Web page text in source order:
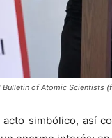
Bulletin of Atomic Scientists
simbólico, así